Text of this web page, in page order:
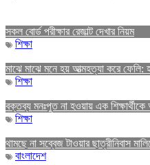
সকল বোর্ড পরীক্ষার রেজাল্ট দেখার নিয়ম
শিক্ষা
মাঝে মাঝে মনে হয় আত্মহত্যা করে ফেলি:
শিক্ষা
বক্তব্য মনঃপুত না হওয়ায় এক
শিক্ষা
থামছে না সব্বেজ টাওয়ার ছাত্রীনিবাস
বাংলাদেশ